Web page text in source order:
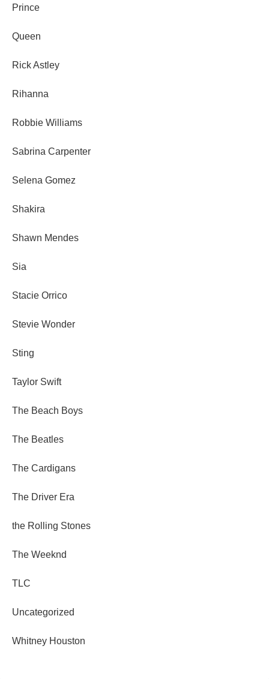
Prince
Queen
Rick Astley
Rihanna
Robbie Williams
Sabrina Carpenter
Selena Gomez
Shakira
Shawn Mendes
Sia
Stacie Orrico
Stevie Wonder
Sting
Taylor Swift
The Beach Boys
The Beatles
The Cardigans
The Driver Era
the Rolling Stones
The Weeknd
TLC
Uncategorized
Whitney Houston